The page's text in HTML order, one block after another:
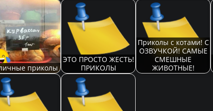
приколы
ЭТО ПРОСТО ЖЕСТЬ!
ПРИКОЛЫ
Приколы с котами! С
ОЗВУЧКОЙ! САМЫЕ
СМЕШНЫЕ
ЖИВОТНЫЕ!